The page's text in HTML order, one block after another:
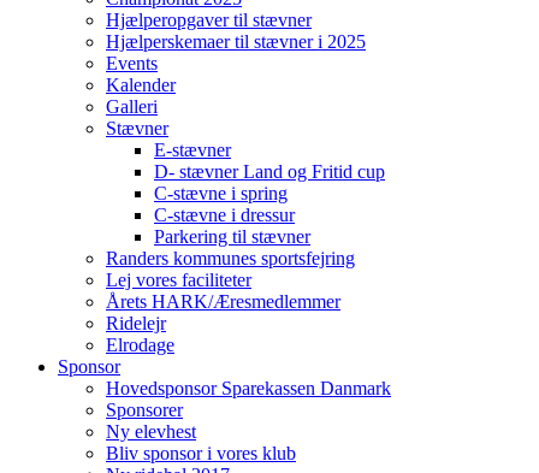
Hjælperopgaver til stævner
Hjælperskemaer til stævner i 2025
Events
Kalender
Galleri
Stævner
E-stævner
D- stævner Land og Fritid cup
C-stævne i spring
C-stævne i dressur
Parkering til stævner
Randers kommunes sportsfejring
Lej vores faciliteter
Årets HARK/Æresmedlemmer
Ridelejr
Elrodage
Sponsor
Hovedsponsor Sparekassen Danmark
Sponsorer
Ny elevhest
Bliv sponsor i vores klub